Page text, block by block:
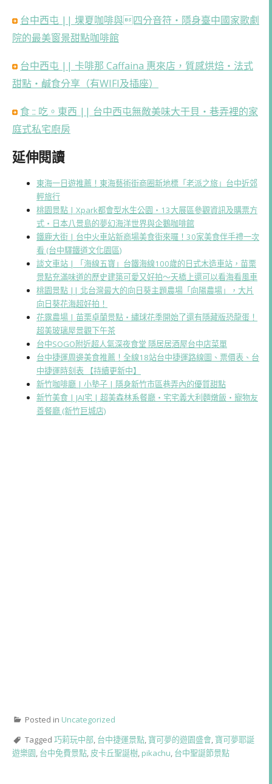
台中西屯 || 堁夏咖啡與四分音符・隱身臺中國家歌劇
院的最美窗景甜點咖啡館
台中西屯 || 卡啡那 Caffaina 惠來店，質感烘焙・法式
甜點・鹹食分享（有WIFI及插座）
食 :: 吃。東西 || 台中西屯無敵美味大干貝・巷弄裡的家
庭式私宅廚房
延伸閱讀
東海一日遊推薦！東海藝術街商圈新地標「老派之旅」台中近郊
輕旅行
桃園景點 | Xpark都會型水生公園・13大展區參觀資訊及購票方
式・日本八景島的夢幻海洋世界與企鵝咖啡館
鐵鹿大街 | 台中火車站新商場美食街來囉！30家美食伴手禮一次
看 (台中驛鐵道文化園區)
談文車站 | 「海線五寶」台鐵海線100歲的日式木造車站，苗栗
景點充滿味道的歷史建築可愛又好拍～天橋上還可以看海看風車
桃園景點 || 北台灣最大的向日葵主題農場「向陽農場」，大片
向日葵花海超好拍！
花露農場 | 苗栗卓蘭景點・繡球花季開始了還有隱藏版恐龍蛋！
超美玻璃屋景觀下午茶
台中SOGO附近超人氣深夜食堂 隱居居酒屋台中店菜單
台中捷運周邊美食推薦！全線18站台中捷運路線圖、票價表、台
中捷運時刻表 【持續更新中】
新竹咖啡廳 | 小墊子 | 隱身新竹市區巷弄內的優質甜點
新竹美食 | JAI宅 | 超美森林系餐廳・宅宅義大利麵燉飯・寵物友
善餐廳 (新竹巨城店)
Posted in Uncategorized
Tagged 巧莉玩中部 台中捷運景點 寶可夢的遊園盛會 寶可夢耶誕
遊樂園 台中免費景點 皮卡丘聖誕樹 pikachu 台中聖誕節景點